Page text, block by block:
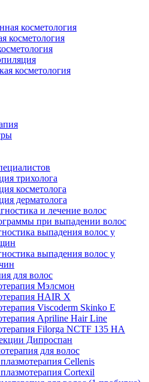
косметология
косметология
косметология
трихолога
косметолога
дерматолога
и лечение волос
при выпадении волос
выпадения волос у
выпадения волос у
для волос
Мэлсмон
HAIR X
Viscoderm Skinko E
Apriline Hair Line
Filorga NCTF 135 HA
Дипроспан
для волос
Cellenis
Cortexil